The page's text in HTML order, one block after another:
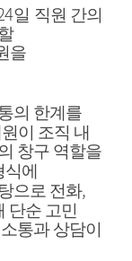
일 직원 간의
을
의 한계를
이 조직 내
창구 역할을
에
으로 전화,
단순 고민
통과 상담이